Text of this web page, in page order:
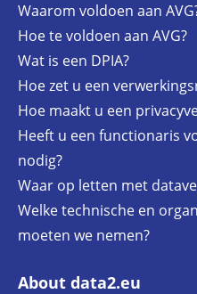
Waarom voldoen aan
Hoe te voldoen aan AVG?
Wat is een DPIA?
Hoe zet u een
Hoe maakt u een
Heeft u een functionaris
nodig?
Waar op letten met
Welke technische en
moeten we nemen?
About data2.eu